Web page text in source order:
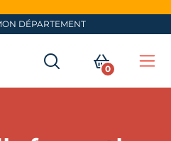
DÉPARTEMENT
RECHERCHER
MON
0